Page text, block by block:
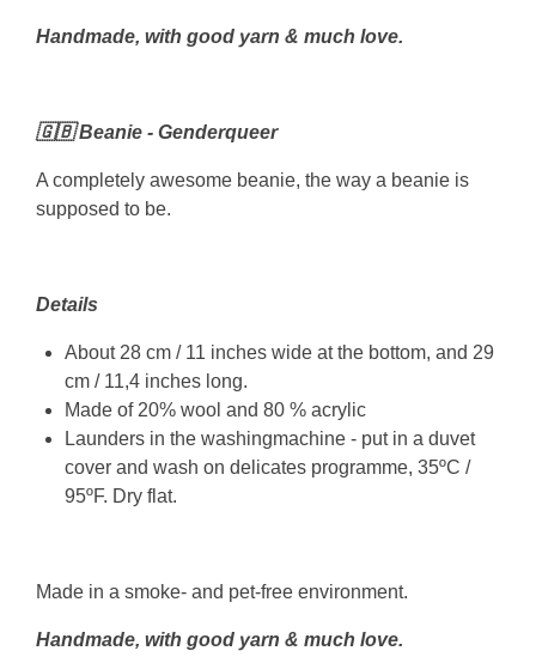
Handmade, with good yarn & much love.
🇬🇧 Beanie - Genderqueer
A completely awesome beanie, the way a beanie is
supposed to be.
Details
About 28 cm / 11 inches wide at the bottom, and 29
cm / 11,4 inches long.
Made of 20% wool and 80 % acrylic
Launders in the washingmachine - put in a duvet
cover and wash on delicates programme, 35ºC /
95ºF. Dry flat.
Made in a smoke- and pet-free environment.
Handmade, with good yarn & much love.